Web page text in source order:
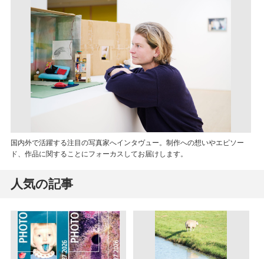
国内外で活躍する注目の写真家へインタヴュー。制作への想いやエピソー
ド、作品に関することにフォーカスしてお届けします。
人気の記事